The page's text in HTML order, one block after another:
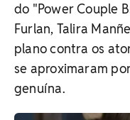
do "Power Couple
Furlan, Talira
plano contra os
se aproximaram
genuína.